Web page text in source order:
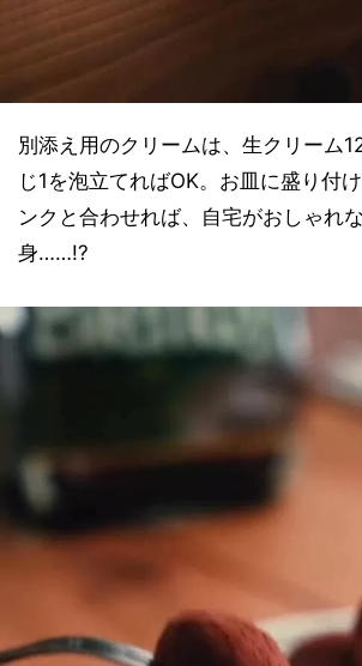
別添え用のクリームは、生クリーム
じ1を泡立てればOK。お皿に盛り付
ンクと合わせれば、自宅がおしゃれ
身……!?